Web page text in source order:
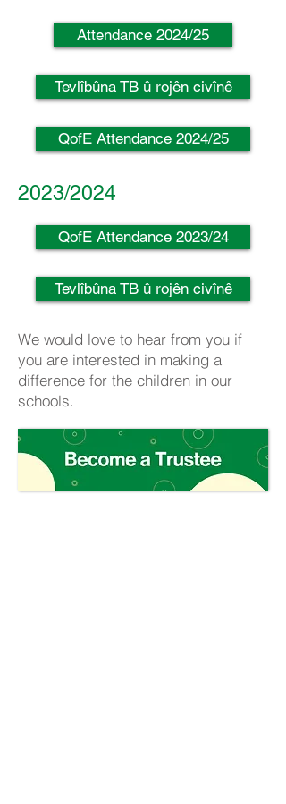
Attendance 2024/25
Tevlîbûna TB û rojên civînê
QofE Attendance 2024/25
2023/2024
QofE Attendance 2023/24
Tevlîbûna TB û rojên civînê
We would love to hear from you if
you are interested in making a
difference for the children in our
schools.